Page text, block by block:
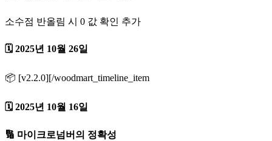
소수점 반올림 시 0 값 확인 추가
🗓️ 2025년 10월 26일
📦 [v2.2.0][/woodmart_timeline_item
🗓️ 2025년 10월 16일
🔢 마이크로넘버의 정확성